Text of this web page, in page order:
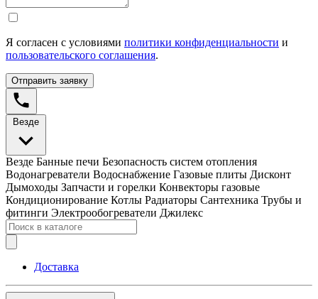
Я согласен с условиями политики конфиденциальности и
пользовательского соглашения.
Отправить заявку
Везде
Везде Банные печи Безопасность систем отопления
Водонагреватели Водоснабжение Газовые плиты Дисконт
Дымоходы Запчасти и горелки Конвекторы газовые
Кондиционирование Котлы Радиаторы Сантехника Трубы и
фитинги Электрообогреватели Джилекс
Доставка